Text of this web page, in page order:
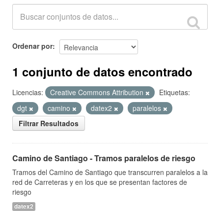
Ordenar por
1 conjunto de datos encontrado
Licencias: Creative Commons Attribution
Etiquetas:
dgt
camino datex2
paralelos
Filtrar Resultados
Camino de Santiago - Tramos paralelos de riesgo
Tramos del Camino de Santiago que transcurren paralelos a la
red de Carreteras y en los que se presentan factores de
riesgo
datex2